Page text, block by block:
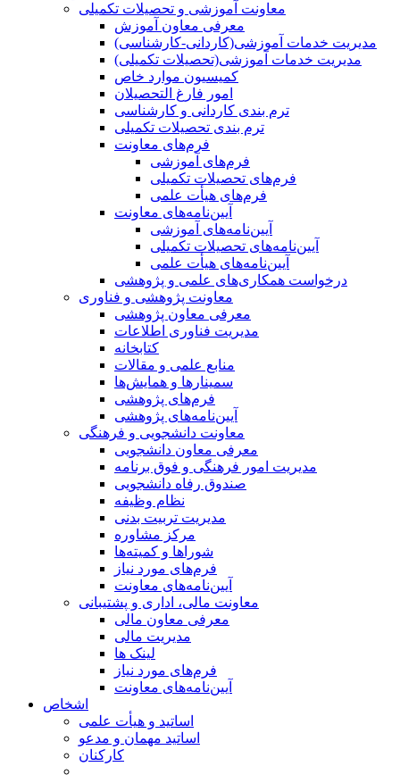
معاونت آموزشی و تحصیلات تکمیلی
معرفی معاون آموزش
مدیریت خدمات آموزشی(کاردانی-کارشناسی)
مدیریت خدمات آموزشی(تحصیلات تکمیلی)
کمیسیون موارد خاص
امور فارغ التحصیلان
ترم بندی کاردانی و کارشناسی
ترم بندی تحصیلات تکمیلی
فرم‌های معاونت
فرم‌های آموزشی
فرم‌های تحصیلات تکمیلی
فرم‌های هیأت علمی
آیین‌نامه‌های معاونت
آیین‌نامه‌های آموزشی
آیین‌نامه‌های تحصیلات تکمیلی
آیین‌نامه‌های هیأت علمی
درخواست همکاری‌های علمی و پژوهشی
معاونت پژوهشی و فناوری
معرفی معاون پژوهشی
مدیریت فناوری اطلاعات
کتابخانه
منابع علمی و مقالات
سمینارها و همایش‌ها
فرم‌های پژوهشی
آیین‌نامه‌های پژوهشی
معاونت دانشجویی و فرهنگی
معرفی معاون دانشجویی
مدیریت امور فرهنگی و فوق برنامه
صندوق رفاه دانشجویی
نظام وظیفه
مدیریت تربیت بدنی
مرکز مشاوره
شوراها و کمیته‌ها
فرم‌های مورد نیاز
آیین‌نامه‌های معاونت
معاونت مالی، اداری و پشتیبانی
معرفی معاون مالی
مدیریت مالی
لینک ها
فرم‌های مورد نیاز
آیین‌نامه‌های معاونت
اشخاص
اساتید و هیأت علمی
اساتید مهمان و مدعو
کارکنان